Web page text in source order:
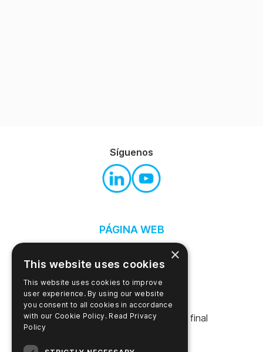
PÁGINA WEB
Acerca de este sitio web
Política de privacidad
Términos y condiciones
Acuerdo de licencia de usuario final
Síguenos
×
This website uses cookies
This website uses cookies to improve
user experience. By using our website
you consent to all cookies in accordance
with our Cookie Policy. Read Privacy
Policy